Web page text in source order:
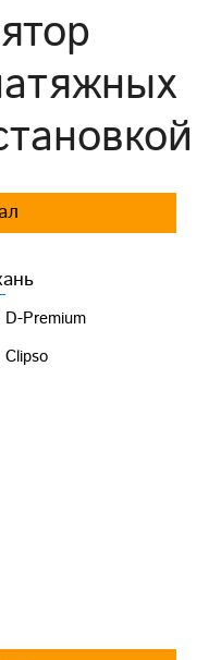
D-Premium
Clipso